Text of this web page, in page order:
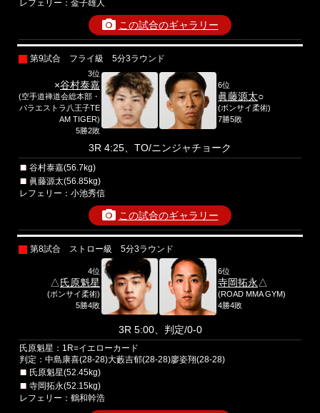
レフェリー：金子雄人
この試合のギャラリー
第9試合 フライ級 5分3ラウンド
3位
×谷村泰嘉
(空手道禅道会総本部・
パラエストラ八王子TE
AM TIGER)
5勝2敗
6位
眞藤源太○
(ボンサイ柔術)
7勝5敗
3R 4:25、TO/ニンジャチョーク
谷村泰嘉(56.7kg)
眞藤源太(56.85kg)
レフェリー：小池秀信
この試合のギャラリー
第8試合 ストロー級 5分3ラウンド
4位
△氏原魁星
(ボンサイ柔術)
5勝4敗
6位
寺岡拓永 △
(ROAD MMA GYM)
4勝4敗
3R 5:00、判定/0-0
氏原魁星：1R=イエローカード
判定：中島康喜(28-28)大藪吉郁(28-28)廖姿翔(28-28)
氏原魁星(52.45kg)
寺岡拓永(52.15kg)
レフェリー：鶴和幹浩